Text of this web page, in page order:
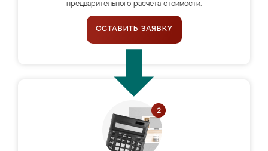
предварительного расчёта стоимости.
ОСТАВИТЬ ЗАЯВКУ